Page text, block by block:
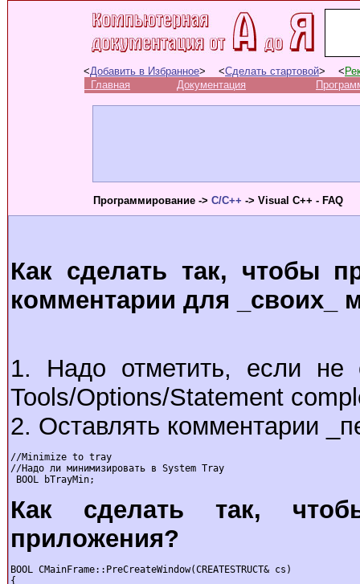
<Добавить в Избранное> <Сделать стартовой> <
Главная
Документация
Программирование -> C/C++ -> Visual C++ - FAQ
Как сделать так, чтобы
комментарии для _своих_
1. Надо отметить, если
Tools/Options/Statement
2. Оставлять комментарии
//Minimize to tray
//Надо ли минимизировать в System Tray
BOOL bTrayMin;
Как сделать так,
приложения?
BOOL CMainFrame::PreCreateWindow(CREATESTRUCT& cs)
{